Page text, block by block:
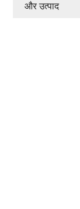
और उत्पाद